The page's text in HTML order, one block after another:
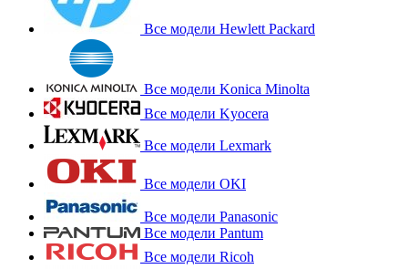
Все модели Hewlett Packard
Все модели Konica Minolta
Все модели Kyocera
Все модели Lexmark
Все модели OKI
Все модели Panasonic
Все модели Pantum
Все модели Ricoh